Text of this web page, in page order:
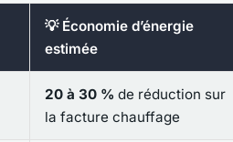
💡 Économie d’énergie
estimée
20 à 30 % de réduction sur
la facture chauffage